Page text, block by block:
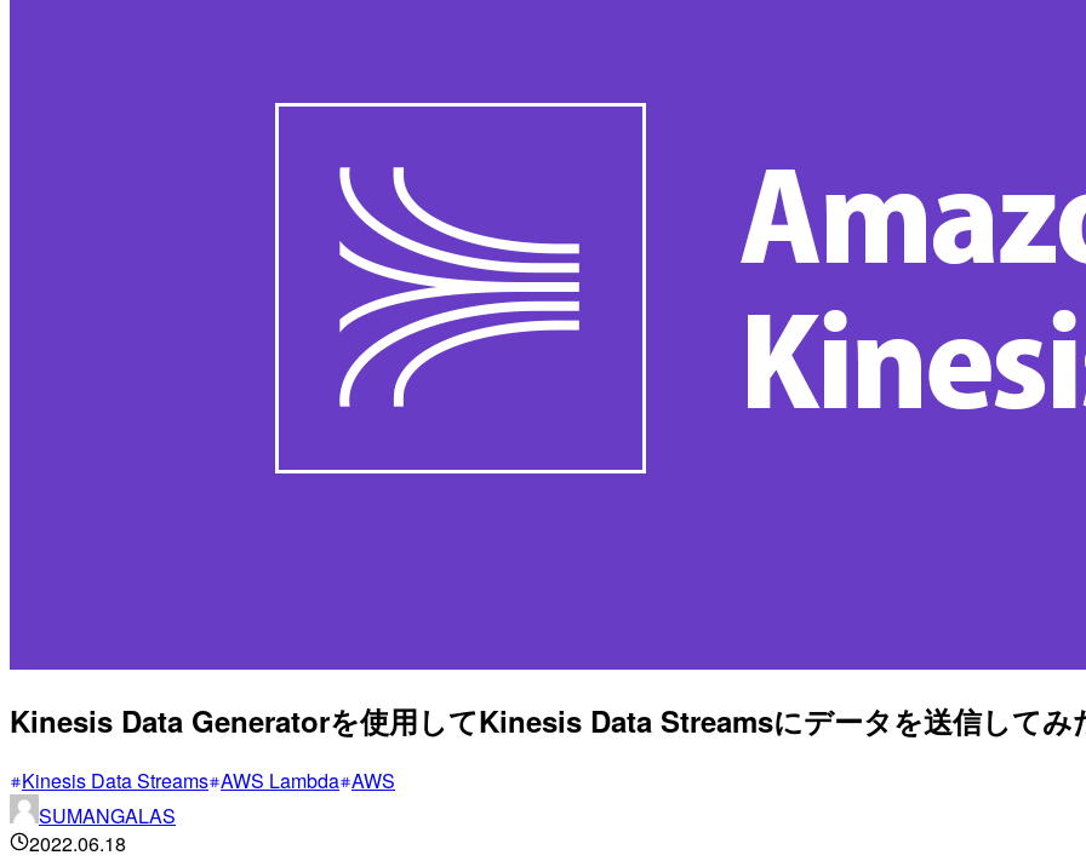
Kinesis Data Generatorを使用してKinesis Data Streamsにデータを送信してみ
Kinesis Data Streams AWS Lambda AWS
SUMANGALAS
2022.06.18